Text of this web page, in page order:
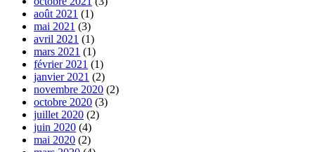
août 2021 (1)
mai 2021 (3)
avril 2021 (1)
mars 2021 (1)
février 2021 (1)
janvier 2021 (2)
novembre 2020 (2)
octobre 2020 (3)
juillet 2020 (2)
juin 2020 (4)
mai 2020 (2)